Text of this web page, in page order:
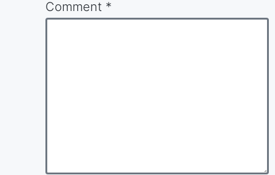
Comment *